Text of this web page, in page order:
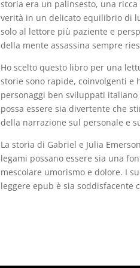
storia era un palinsesto, una
verità in un delicato equilibrio di
solo al lettore più paziente e
della mente assassina sempre
Ho scelto questo libro per una
storie sono rapide, coinvolgenti e
personaggi ben sviluppati
possa essere sia divertente che
della narrazione sul personale e
La storia di Gabriel e Julia
legami possano essere sia una
mescolare umorismo e dolore. I
leggere epub è sia soddisfacente